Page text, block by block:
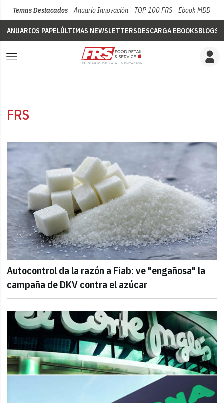
Temas Destacados Anuario Innovación TOP 100 FRS Ebook MDD
ANUARIOS PAPELÚLTIMAS NEWSLETTERSDESCARGA EBOOKSBLOGS
FRS
Autocontrol da la razón a Fiab: ve "engañosa" la
campaña de DKV contra el azúcar